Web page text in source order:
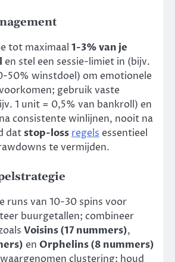
tot maximaal 1-3% van je
en stel een sessie-limiet in (bijv.
50% winstdoel) om emotionele
gebruik vaste
1 unit = 0,5% van bankroll) en
consistente winlijnen, nooit na
datstop-loss regels essentieel
te vermijden.
runs van 10-30 spins voor
buurgetallen; combineer
Voisins (17 nummers),
en Orphelins (8 nummers)
clustering; houd